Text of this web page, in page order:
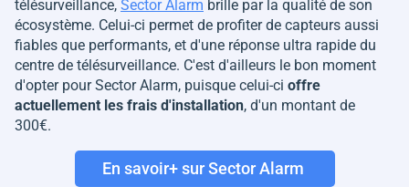
télésurveillance, Sector Alarm brille par la qualité de son
écosystème. Celui-ci permet de profiter de capteurs aussi
fiables que performants, et d'une réponse ultra rapide du
centre de télésurveillance. C'est d'ailleurs le bon moment
d'opter pour Sector Alarm, puisque celui-ci offre
actuellement les frais d'installation, d'un montant de
300€.
En savoir+ sur Sector Alarm